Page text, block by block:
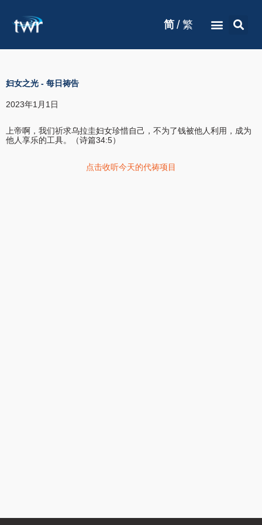
简 / 繁
妇女之光 - 每日祷告
2023年1月1日
上帝啊，我们祈求乌拉圭妇女珍惜自己，不为了钱被他人利用，成为
他人享乐的工具。（诗篇34:5）
点击收听今天的代祷项目